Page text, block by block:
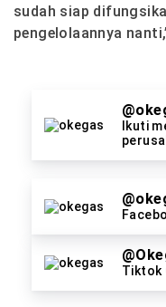
sudah siap
pengelolaannya
Ikuti
Tiktok